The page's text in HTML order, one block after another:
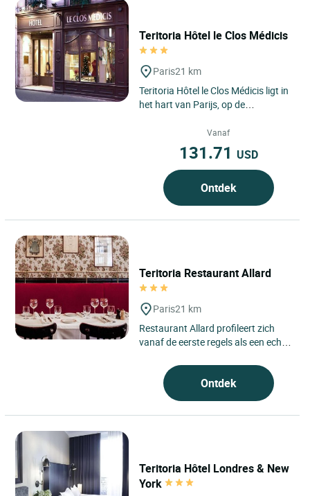
Teritoria Hôtel le Clos Médicis
Paris21 km
Teritoria Hôtel le Clos Médicis ligt in
het hart van Parijs, op de
arrondissement, waar het
Quartier...
Vanaf
131.71 USD
Ontdek
Teritoria Restaurant Allard
Paris21 km
Restaurant Allard profileert zich
vanaf de eerste regels als een echte
arrondissement van...
Ontdek
Teritoria Hôtel Londres & New
York